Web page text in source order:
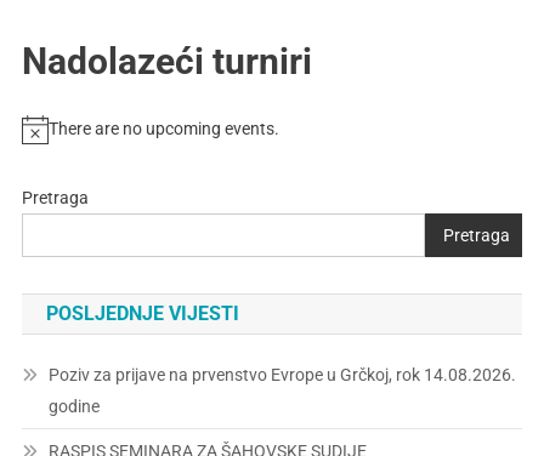
Nadolazeći turniri
There are no upcoming events.
Pretraga
Pretraga
POSLJEDNJE VIJESTI
Poziv za prijave na prvenstvo Evrope u Grčkoj, rok 14.08.2026.
godine
RASPIS SEMINARA ZA ŠAHOVSKE SUDIJE